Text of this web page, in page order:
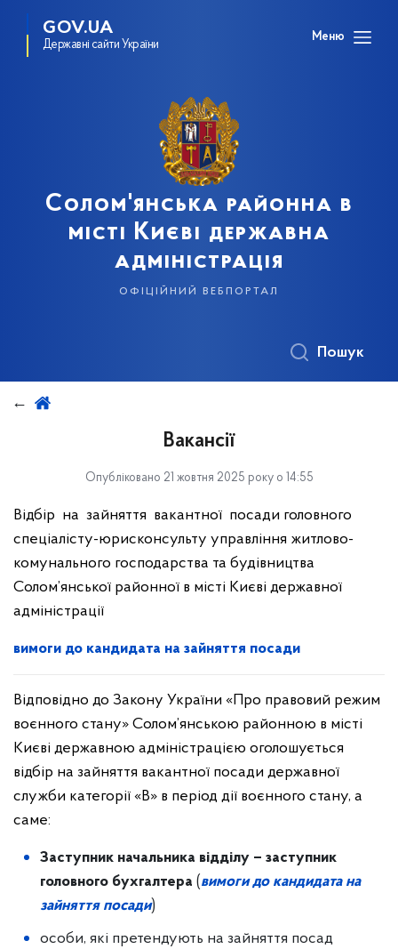
GOV.UA
Державні сайти України
Меню
Солом'янська районна в
місті Києві державна
адміністрація
офіційний вебпортал
Пошук
Вакансії
Опубліковано 21 жовтня 2025 року о 14:55
Відбір на зайняття вакантної посади головного
спеціалісту-юрисконсульту управління житлово-
комунального господарства та будівництва
Солом’янської районної в місті Києві державної
адміністрації
вимоги до кандидата на зайняття посади
Відповідно до Закону України «Про правовий режим
воєнного стану» Солом’янською районною в місті
Києві державною адміністрацією оголошується
відбір на зайняття вакантної посади державної
служби категорії «В» в період дії воєнного стану, а
саме:
Заступник начальника відділу – заступник
головного бухгалтера (вимоги до кандидата на
зайняття посади)
особи, які претендують на зайняття посад